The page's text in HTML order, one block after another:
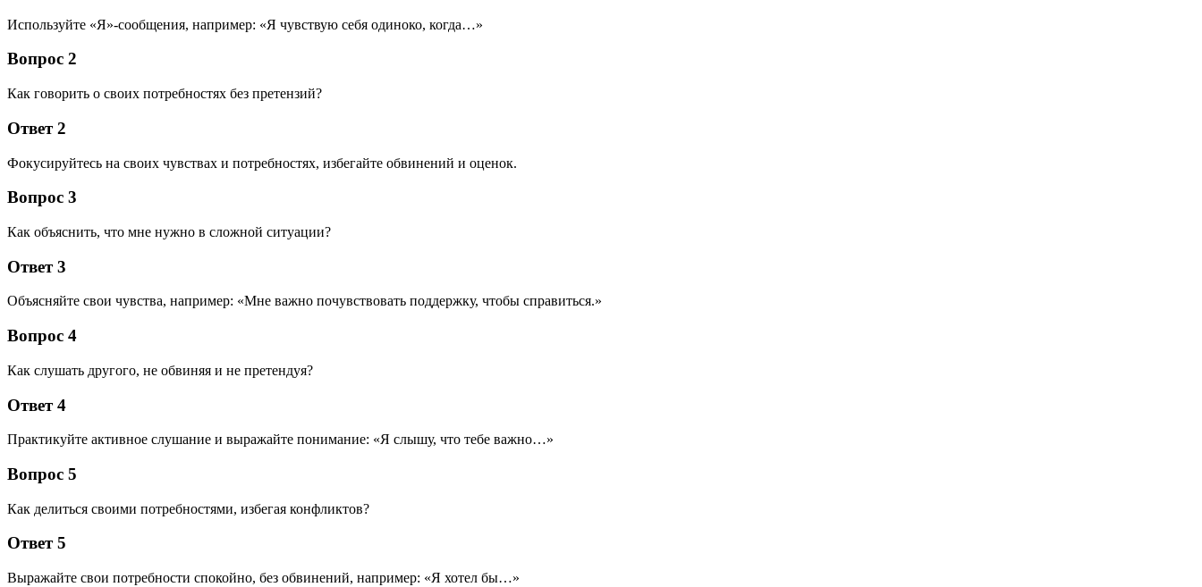
Используйте «Я»-сообщения, например: «Я чувствую себя одиноко, когда…»
Вопрос 2
Как говорить о своих потребностях без претензий?
Ответ 2
Фокусируйтесь на своих чувствах и потребностях, избегайте обвинений и оценок.
Вопрос 3
Как объяснить, что мне нужно в сложной ситуации?
Ответ 3
Объясняйте свои чувства, например: «Мне важно почувствовать поддержку, чтобы справиться.»
Вопрос 4
Как слушать другого, не обвиняя и не претендуя?
Ответ 4
Практикуйте активное слушание и выражайте понимание: «Я слышу, что тебе важно…»
Вопрос 5
Как делиться своими потребностями, избегая конфликтов?
Ответ 5
Выражайте свои потребности спокойно, без обвинений, например: «Я хотел бы…»